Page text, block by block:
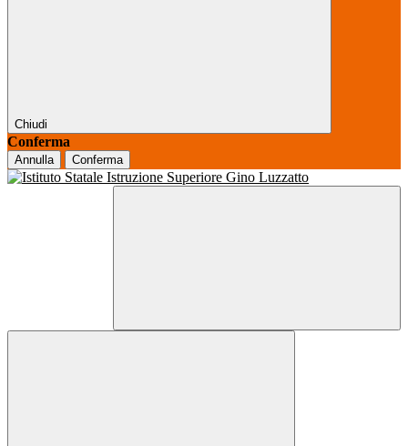
Chiudi
Conferma
Annulla Conferma